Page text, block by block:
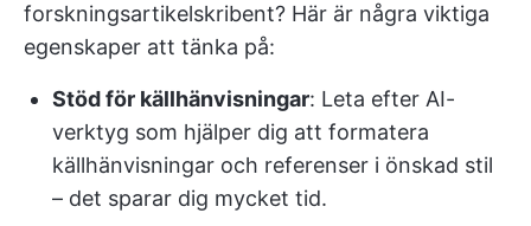
forskningsartikelskribent? Här är några viktiga
egenskaper att tänka på:
Stöd för källhänvisningar: Leta efter AI-
verktyg som hjälper dig att formatera
källhänvisningar och referenser i önskad stil
– det sparar dig mycket tid.